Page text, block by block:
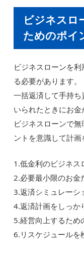
ビジネスロ
ためのポイ
ビジネスローンを
る必要があります。
一括返済して手持
いられたときにお金
ビジネスローンで
ントを意識して計画
1.低金利のビジネス
2.必要最小限のお金
3.返済シミュレーシ
4.返済計画をしっか
5.経営向上するため
6.リスケジュールを